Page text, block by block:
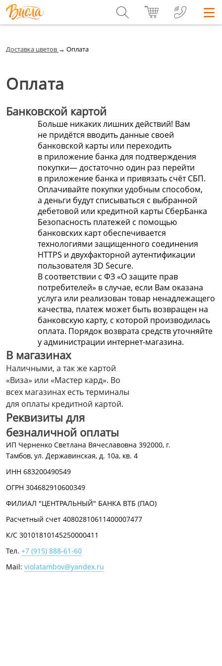
Доставка цветов → Оплата
Оплата
Банковской картой
Больше никаких лишних действий! Вам
не придётся вводить данные своей
банковской карты или переходить
в приложение банка для подтверждения
покупки— достаточно один раз перейти
в приложение банка и привязать счёт СБП.
Оплачивайте покупки удобным способом,
а деньги будут списываться с выбранной
дебетовой или кредитной карты СберБанка
Безопасность платежей с помощью
банковских карт обеспечивается
технологиями защищенного соединения
HTTPS и двухфакторной аутентификации
пользователя 3D Secure.
В соответствии с ФЗ «О защите прав
потребителей» в случае, если Вам оказана
услуга или реализован товар ненадлежащего
качества, платеж может быть возвращен на
банковскую карту, с которой производилась
оплата. Порядок возврата средств уточняйте
у администрации интернет-магазина.
В магазинах
Наличными, а так же картой
«Виза» или «Мастер кард». Во
всех магазинах есть терминалы
для оплаты кредитной картой.
Реквизиты для
безналичной оплаты
ИП Черненко Светлана Вячеславовна 392000, г.
Тамбов, ул. Державинская, д. 10а, кв. 4
ИНН 683200490549
ОГРН 304682910600349
ФИЛИАЛ "ЦЕНТРАЛЬНЫЙ" БАНКА ВТБ (ПАО)
Расчетный счет 40802810611400007477
К/С 30101810145250000411
Тел. +7 (915) 888-61-60
Mail: violatambov@yandex.ru